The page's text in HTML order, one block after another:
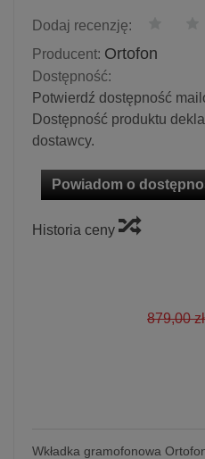
Dodaj recenzję:
Producent: Ortofon
Dostępność:
Potwierdź dostępność
Dostępność produktu
dostawcy.
Powiadom o
Historia ceny
879,00 zł
Wkładka gramofonowa